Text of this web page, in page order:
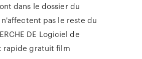
dans le dossier du
pas le reste du
DE Logiciel de
rapide gratuit film